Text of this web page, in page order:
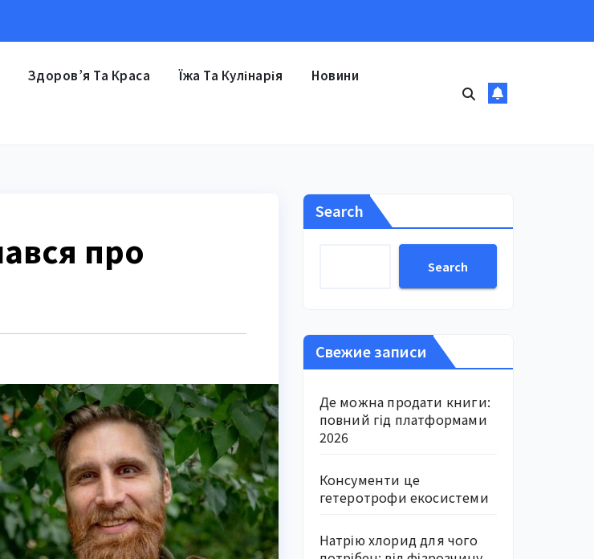
Здоров’я Та Краса Їжа Та Кулінарія Новини
про
Search
Search
Свежие записи
Де можна продати книги:
повний гід платформами
2026
Консументи це
гетеротрофи екосистеми
Натрію хлорид для чого